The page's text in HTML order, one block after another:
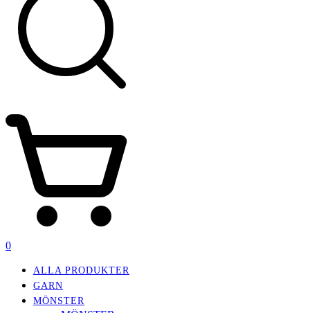
0
ALLA PRODUKTER
GARN
MÖNSTER